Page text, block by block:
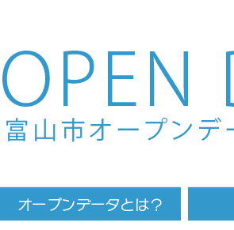
Skip to main content